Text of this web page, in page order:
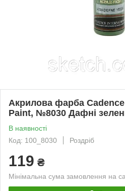
Акрилова фарба
Paint, №8030 Дафні
В наявності
Код: 100_8030
Роздріб
119 ₴
Мінімальна сума замовлення на